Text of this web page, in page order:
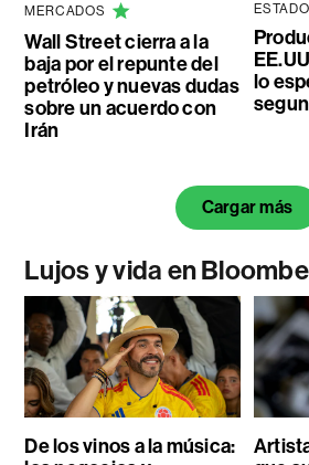
MERCADOS
Wall Street cierra a la
baja por el repunte del
petróleo y nuevas dudas
sobre un acuerdo con
Irán
lo
Cargar más
Lujos y vida en
De los vinos a la música: